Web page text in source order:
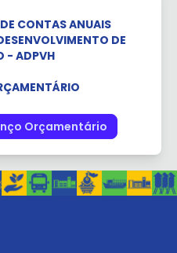
CONTAS ANUAIS
DE
- ADPVH
Orçamentário